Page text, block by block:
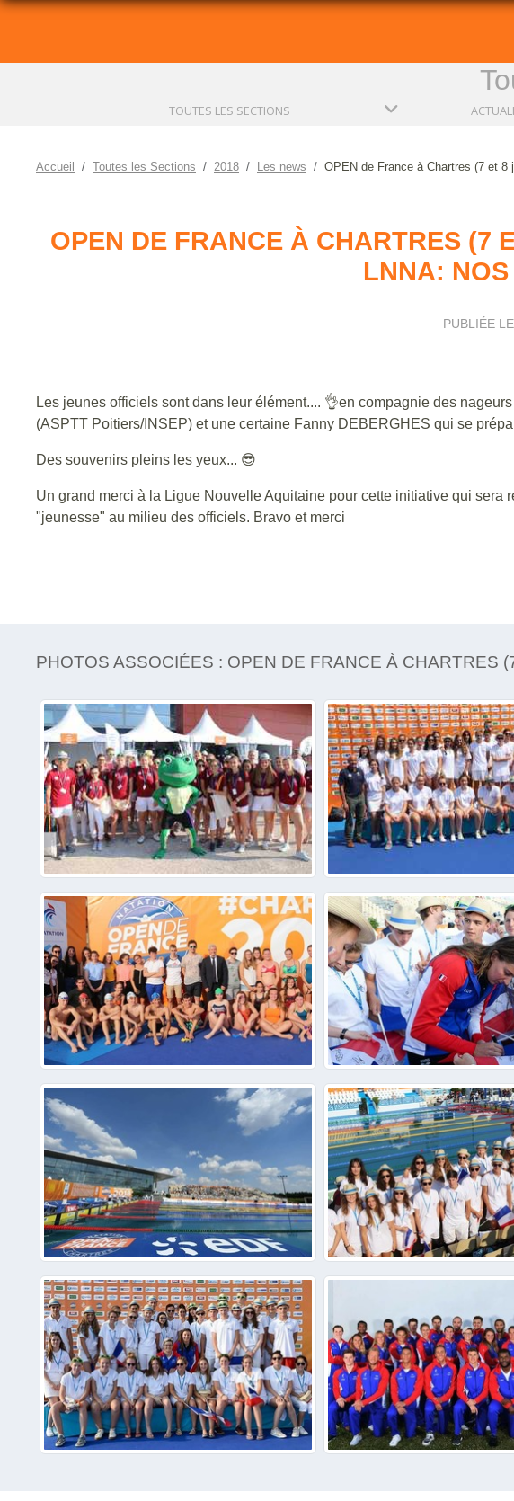
TOUTES LES SECTIONS
Accueil Toutes les Sections 2018 Les news OPEN de France à Chartres (7 et
OPEN DE FRANCE À CHARTRES (7
LNNA:
PUBLIÉE LE
Les jeunes officiels sont dans leur élément.... 👌en compagnie des
(ASPTT Poitiers/INSEP) et une certaine Fanny DEBERGHES qui se
Des souvenirs pleins les yeux... 😎
Un grand merci à la Ligue Nouvelle Aquitaine pour cette initiative qui sera
"jeunesse" au milieu des officiels. Bravo et merci
PHOTOS ASSOCIÉES : OPEN DE FRANCE À CHARTRES